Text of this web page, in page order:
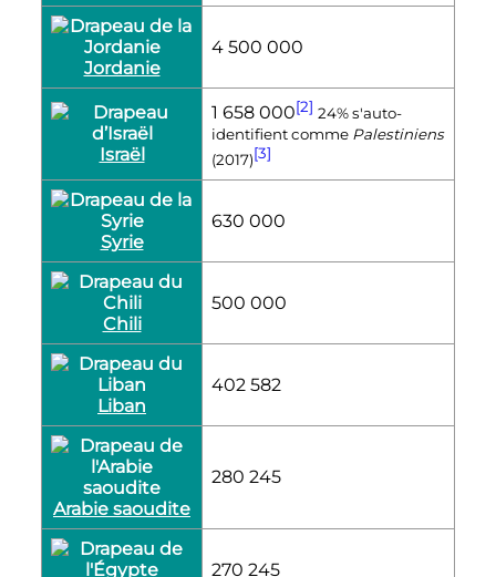
Jordanie
4 500 000
Israël
1 658 000[2] 24% s'auto-
identifient comme Palestiniens
(2017)[3]
Syrie
630 000
Chili
500 000
Liban
402 582
Arabie saoudite
280 245
270 245